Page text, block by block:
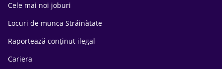
Cele mai noi joburi
Locuri de munca Străinătate
Raportează conținut ilegal
Cariera